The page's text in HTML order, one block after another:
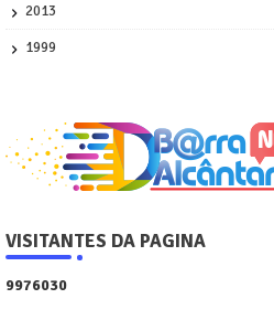
2013
1999
VISITANTES DA PAGINA
9976030